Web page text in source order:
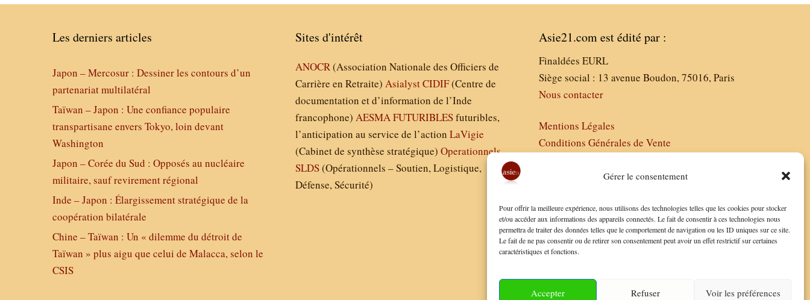
Gérer le consentement
Pour offrir la meilleure expérience, nous utilisons des technologies telles que les cookies pour stocker
et/ou accéder aux informations des appareils connectés. Le fait de consentir à ces technologies nous
permettra de traiter des données telles que le comportement de navigation ou les ID uniques sur ce site.
Le fait de ne pas consentir ou de retirer son consentement peut avoir un effet restrictif sur certaines
caractéristiques et fonctions.
Accepter Refuser Voir les préférences
Les derniers articles
Japon – Mercosur : Dessiner les contours d’un
partenariat multilatéral
Taïwan – Japon : Une confiance populaire
transpartisane envers Tokyo, loin devant
Washington
Japon – Corée du Sud : Opposés au nucléaire
militaire, sauf revirement régional
Inde – Japon : Élargissement stratégique de la
coopération bilatérale
Chine – Taïwan : Un « dilemme du détroit de
Taïwan » plus aigu que celui de Malacca, selon le
CSIS
Sites d'intérêt
ANOCR(Association Nationale des Officiers de
Carrière en Retraite)AsialystCIDIF(Centre de
documentation et d’information de l’Inde
francophone)AESMAFUTURIBLESfuturibles,
l’anticipation au service de l’actionLaVigie
(Cabinet de synthèse stratégique)Operationnels
SLDS(Opérationnels – Soutien, Logistique,
Défense, Sécurité)
Asie21.com est édité par :
Finaldées EURL
Siège social : 13 avenue Boudon, 75016, Paris
Nous contacter
Mentions Légales
Conditions Générales de Vente